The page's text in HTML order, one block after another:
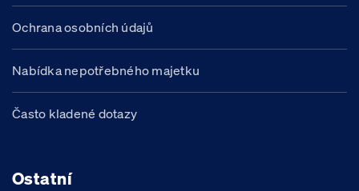
Ochrana osobních údajů
Nabídka nepotřebného majetku
Často kladené dotazy
Ostatní